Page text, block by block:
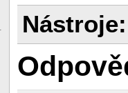
Nástroje: